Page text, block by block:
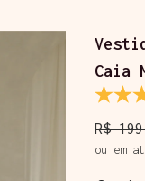
Caia
R$
ou em